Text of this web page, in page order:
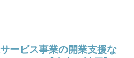
ービス事業の開業支援な